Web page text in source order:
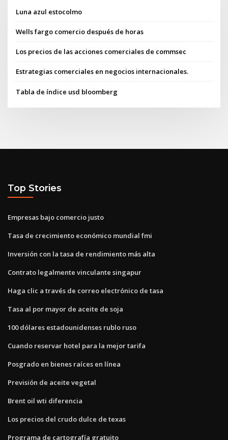
Luna azul estocolmo
Wells fargo comercio después de horas
Los precios de las acciones comerciales de commsec
Estrategias comerciales en negocios internacionales.
Tabla de índice usd bloomberg
Top Stories
Empresas bajo comercio justo
Tasa de crecimiento económico mundial fmi
Inversión con la tasa de rendimiento más alta
Contrato legalmente vinculante singapur
Haga clic a través de correo electrónico de tasa
Tasa al por mayor de aceite de soja
100 dólares estadounidenses rublo ruso
Cuando reservar hotel para la mejor tarifa
Posgrado en bienes raíces en línea
Previsión de aceite vegetal
Brent oil wti diferencia
Los precios del crudo dulce de texas
Programa de cartografía gratuito